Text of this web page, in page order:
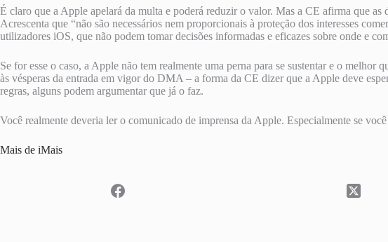
É claro que a Apple apelará da multa e poderá reduzir o valor. Mas a CE afirma que
Acrescenta que “não são necessários nem proporcionais à proteção dos interesses
utilizadores iOS, que não podem tomar decisões informadas e eficazes sobre onde e
Se for esse o caso, a Apple não tem realmente uma perna para se sustentar e o
às vésperas da entrada em vigor do DMA – a forma da CE dizer que a Apple deve
regras, alguns podem argumentar que já o faz.
Você realmente deveria ler o comunicado de imprensa da Apple. Especialmente se
Mais de iMais